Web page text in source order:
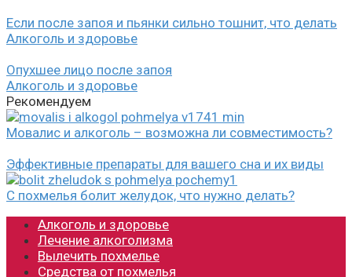
Если после запоя и пьянки сильно тошнит, что делать
Алкоголь и здоровье
Опухшее лицо после запоя
Алкоголь и здоровье
Рекомендуем
Мовалис и алкоголь – возможна ли совместимость?
Эффективные препараты для вашего сна и их виды
С похмелья болит желудок, что нужно делать?
Алкоголь и здоровье
Лечение алкоголизма
Вылечить похмелье
Средства от похмелья